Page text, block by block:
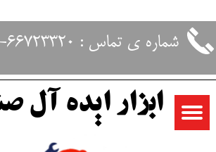
شماره ی تماس : 66723320-021
ابزار ایده آل
حساب کاربری من
تغییر گذر واژه
سفارشات
خروج از حساب کاربری